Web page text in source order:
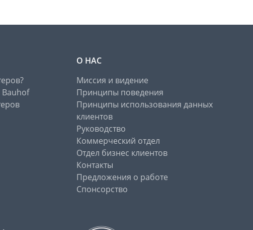
Bauhof
О НАС
Миссия и видение
Принципы поведения
Принципы использования данных
клиентов
Руководство
Коммерческий отдел
Отдел бизнес клиентов
Контакты
Предложения о работе
Спонсорство